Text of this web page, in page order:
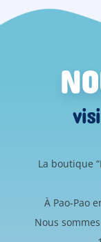
La boutique
À Pao-Pao
Nous